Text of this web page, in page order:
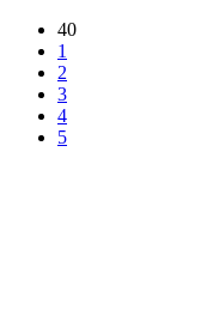
40
1
2
3
4
5